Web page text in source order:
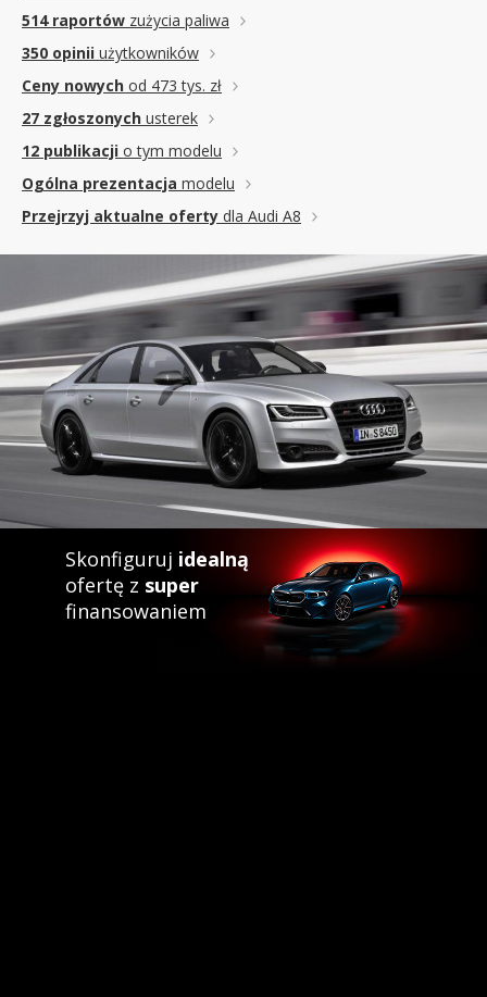
514 raportów zużycia paliwa
350 opinii użytkowników
Ceny nowych od 473 tys. zł
27 zgłoszonych usterek
12 publikacji o tym modelu
Ogólna prezentacja modelu
Przejrzyj aktualne oferty dla Audi A8
Skonfiguruj idealną
ofertę z super
finansowaniem